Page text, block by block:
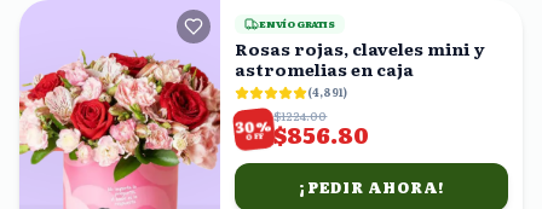
ENVÍO GRATIS
Rosas rojas, claveles mini y
astromelias en caja
(4,891)
30%
OFF
$1224.00
$856.80
¡PEDIR AHORA!